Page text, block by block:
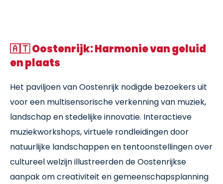
🇦🇹Oostenrijk: Harmonie van geluid
en plaats
Het paviljoen van Oostenrijk nodigde bezoekers uit
voor een multisensorische verkenning van muziek,
landschap en stedelijke innovatie. Interactieve
muziekworkshops, virtuele rondleidingen door
natuurlijke landschappen en tentoonstellingen over
cultureel welzijn illustreerden de Oostenrijkse
aanpak om creativiteit en gemeenschapsplanning